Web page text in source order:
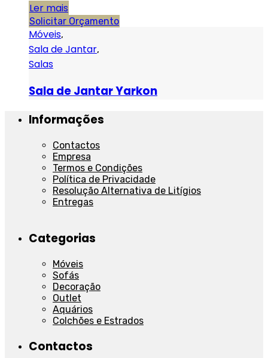
Ler mais
Solicitar Orçamento
Móveis,
Sala de Jantar,
Salas
Sala de Jantar Yarkon
Informações
Contactos
Empresa
Termos e Condições
Política de Privacidade
Resolução Alternativa de Litígios
Entregas
Categorias
Móveis
Sofás
Decoração
Outlet
Aquários
Colchões e Estrados
Contactos